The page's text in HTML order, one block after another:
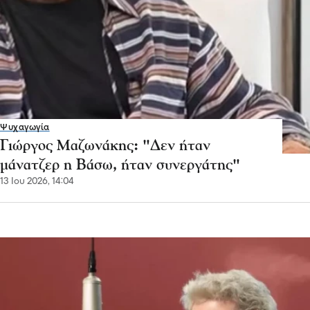
Ψυχαγωγία
Γιώργος Μαζωνάκης: "Δεν ήταν
μάνατζερ η Βάσω, ήταν συνεργάτης"
13 Ιου 2026, 14:04